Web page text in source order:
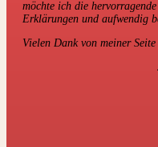
möchte ich die
Erklärungen und aufwendig
Vielen Dank von meiner